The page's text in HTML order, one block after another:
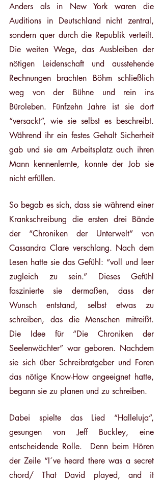
Anders als in New York waren die
Auditions in Deutschland nicht zentral,
sondern quer durch die Republik verteilt.
Die weiten Wege, das Ausbleiben der
nötigen Leidenschaft und ausstehende
Rechnungen brachten Böhm schließlich
weg von der Bühne und rein ins
Büroleben. Fünfzehn Jahre ist sie dort
“versackt”, wie sie selbst es beschreibt.
Während ihr ein festes Gehalt Sicherheit
gab und sie am Arbeitsplatz auch ihren
Mann kennenlernte, konnte der Job sie
nicht erfüllen.
So begab es sich, dass sie während einer
Krankschreibung die ersten drei Bände
der “Chroniken der Unterwelt” von
Cassandra Clare verschlang. Nach dem
Lesen hatte sie das Gefühl: “voll und leer
zugleich zu sein.” Dieses Gefühl
faszinierte sie dermaßen, dass der
Wunsch entstand, selbst etwas zu
schreiben, das die Menschen mitreißt.
Die Idee für “Die Chroniken der
Seelenwächter” war geboren. Nachdem
sie sich über Schreibratgeber und Foren
das nötige Know-How angeeignet hatte,
begann sie zu planen und zu schreiben.
Dabei spielte das Lied “Halleluja”,
gesungen von Jeff Buckley, eine
entscheidende Rolle.  Denn beim Hören
der Zeile “I´ve heard there was a secret
chord/ That David played, and it